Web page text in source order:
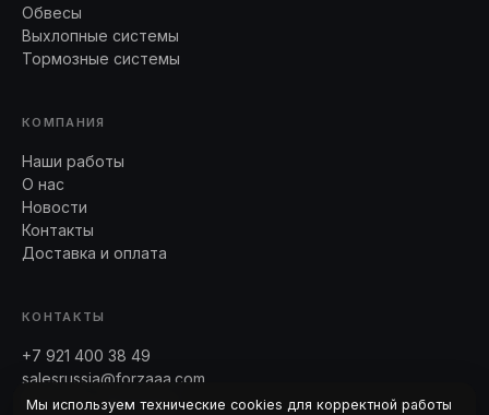
Обвесы
Выхлопные системы
Тормозные системы
КОМПАНИЯ
Наши работы
О нас
Новости
Контакты
Доставка и оплата
КОНТАКТЫ
+7 921 400 38 49
salesrussia@forzaaa.com
Telegram · WhatsApp
Мы используем технические cookies для корректной работы